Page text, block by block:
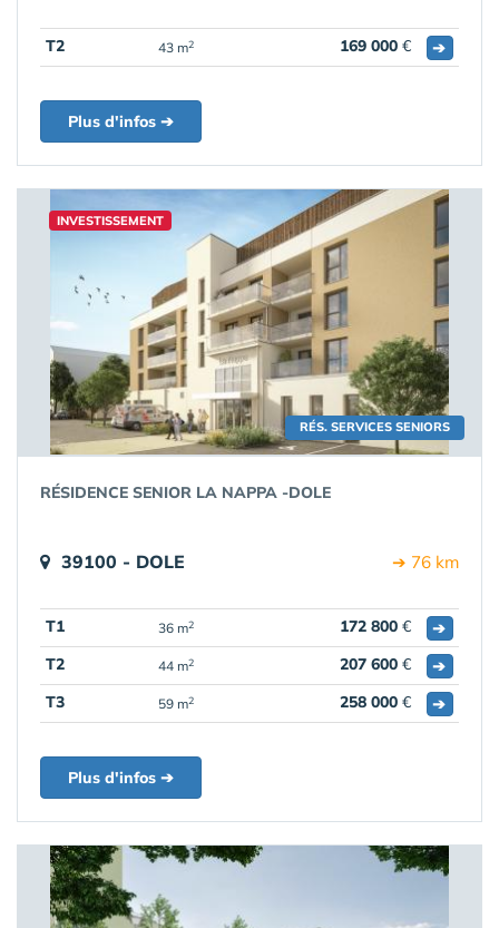
T2 43 m2 169 000 € ➔
Plus d'infos ➔
RÉS. SERVICES SENIORS
INVESTISSEMENT
RÉSIDENCE SENIOR LA NAPPA -DOLE
39100 - DOLE ➔ 76 km
T1 36 m2 172 800 €
➔
T2
44 m2 207 600 €
➔
T3
59 m2 258 000 € ➔
Plus d'infos ➔